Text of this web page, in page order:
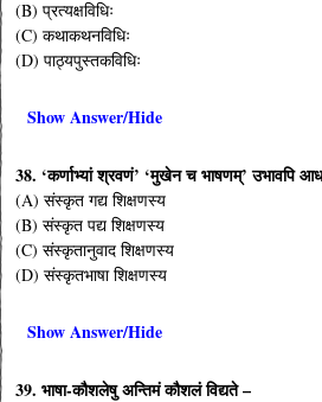
(B) प्रत्यक्षविधिः
(C) कथाकथनविधिः
(D) पाठ्यपुस्तकविधिः
Show Answer/Hide
38. ‘कर्णाभ्यां श्रवणं’ ‘मुखेन च भाषणम्’ उभावपि
(A) संस्कृत गद्य शिक्षणस्य
(B) संस्कृत पद्य शिक्षणस्य
(C) संस्कृतानुवाद शिक्षणस्य
(D) संस्कृतभाषा शिक्षणस्य
Show Answer/Hide
39. भाषा-कौशलेषु अन्तिमं कौशलं विद्यते –